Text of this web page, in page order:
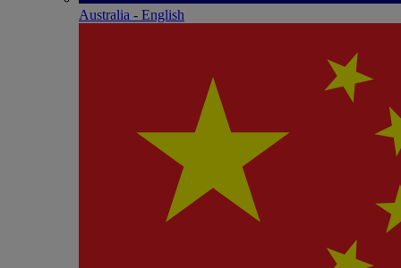
Australia - English